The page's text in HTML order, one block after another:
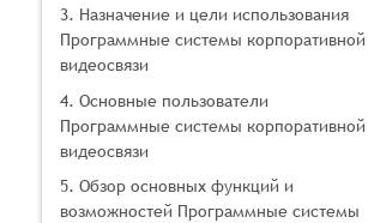
3. Назначение и цели использования
Программные системы корпоративной
видеосвязи
4. Основные пользователи
Программные системы корпоративной
видеосвязи
5. Обзор основных функций и
возможностей Программные системы